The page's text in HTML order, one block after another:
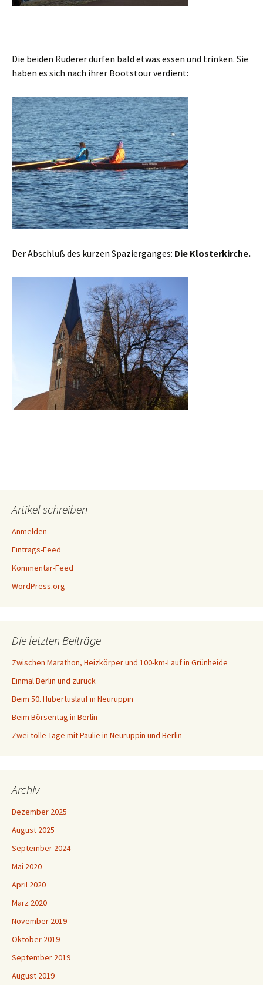
Die beiden Ruderer dürfen bald etwas essen und trinken. Sie
haben es sich nach ihrer Bootstour verdient:
Der Abschluß des kurzen Spazierganges: Die Klosterkirche.
Artikel schreiben
Anmelden
Eintrags-Feed
Kommentar-Feed
WordPress.org
Die letzten Beiträge
Zwischen Marathon, Heizkörper und 100-km-Lauf in Grünheide
Einmal Berlin und zurück
Beim 50. Hubertuslauf in Neuruppin
Beim Börsentag in Berlin
Zwei tolle Tage mit Paulie in Neuruppin und Berlin
Archiv
Dezember 2025
August 2025
September 2024
Mai 2020
April 2020
März 2020
November 2019
Oktober 2019
September 2019
August 2019